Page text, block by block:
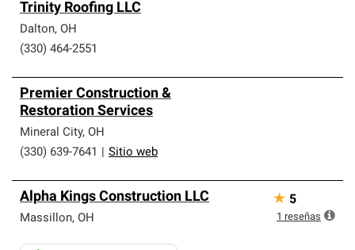
Trinity Roofing LLC
Dalton, OH
(330) 464-2551
Premier Construction &
Restoration Services
Mineral City, OH
(330) 639-7641
Sitio web
Alpha Kings Construction LLC
Massillon, OH
★ 5
1 reseñas